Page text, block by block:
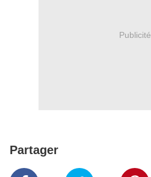
Publicité
Partager